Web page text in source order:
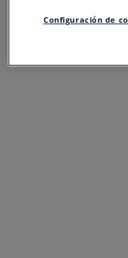
Configuración de